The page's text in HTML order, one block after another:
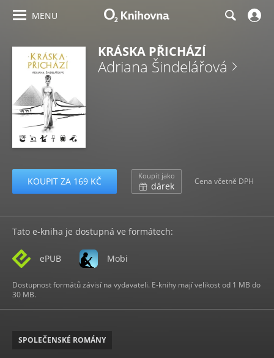
MENU
KRÁSKA PŘICHÁZÍ
Adriana Šindelářová
KOUPIT ZA 169 KČ Koupit jako
dárek Cena včetně DPH
Tato e-kniha je dostupná ve formátech:
ePUB Mobi
Dostupnost formátů závisí na vydavateli. E-knihy mají velikost od 1 MB do
30 MB.
SPOLEČENSKÉ ROMÁNY